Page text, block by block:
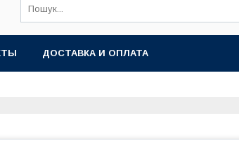
ДОСТАВКА И ОПЛАТА